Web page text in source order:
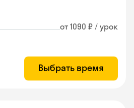
от 1090 ₽ / урок
Выбрать время